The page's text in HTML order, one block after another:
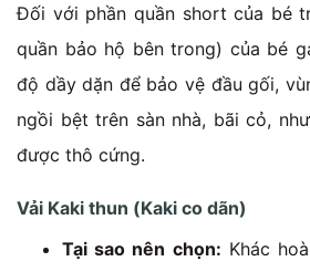
Đối với phần quần short của bé
quần bảo hộ bên trong) của bé
độ dầy dặn để bảo vệ đầu gối,
ngồi bệt trên sàn nhà, bãi cỏ,
được thô cứng.
Vải Kaki thun (Kaki co dãn)
Tại sao nên chọn: Khác